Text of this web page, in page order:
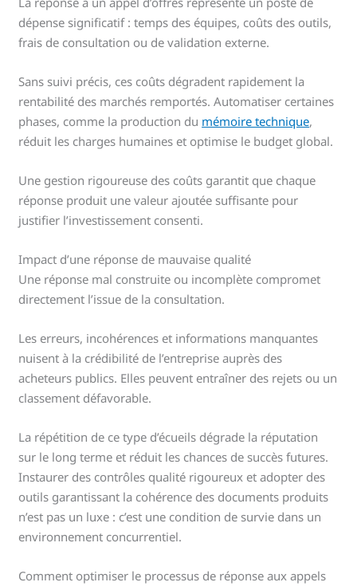
dépense significatif : temps des équipes, coûts des outils,
frais de consultation ou de validation externe.
Sans suivi précis, ces coûts dégradent rapidement la
rentabilité des marchés remportés. Automatiser certaines
phases, comme la production du mémoire technique,
réduit les charges humaines et optimise le budget global.
Une gestion rigoureuse des coûts garantit que chaque
réponse produit une valeur ajoutée suffisante pour
justifier l’investissement consenti.
Impact d’une réponse de mauvaise qualité
Une réponse mal construite ou incomplète compromet
directement l’issue de la consultation.
Les erreurs, incohérences et informations manquantes
nuisent à la crédibilité de l’entreprise auprès des
acheteurs publics. Elles peuvent entraîner des rejets ou un
classement défavorable.
La répétition de ce type d’écueils dégrade la réputation
sur le long terme et réduit les chances de succès futures.
Instaurer des contrôles qualité rigoureux et adopter des
outils garantissant la cohérence des documents produits
n’est pas un luxe : c’est une condition de survie dans un
environnement concurrentiel.
Comment optimiser le processus de réponse aux appels